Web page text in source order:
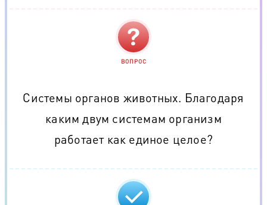
ВОПРОС
Системы органов животных. Благодаря
каким двум системам организм
работает как единое целое?